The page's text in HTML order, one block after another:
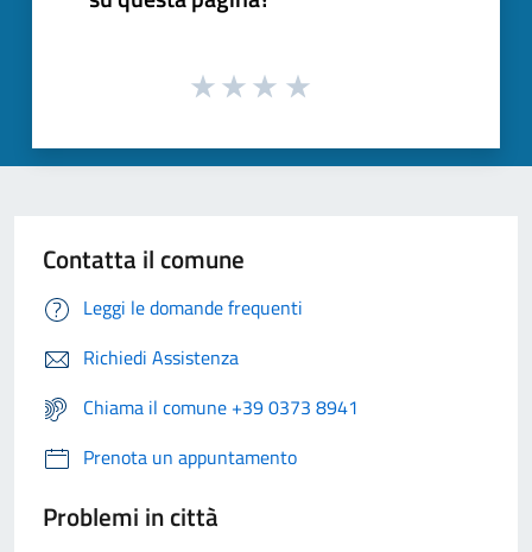
Contatta il comune
Leggi le domande frequenti
Richiedi Assistenza
Chiama il comune +39 0373 8941
Prenota un appuntamento
Problemi in città